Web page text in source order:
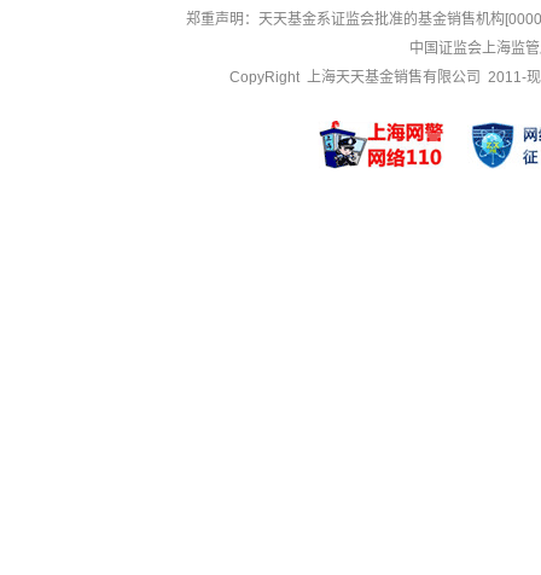
郑重声明： 天天基金系证监会批准的基金销售机构
中国证监会上海监
CopyRight 上海天天基金销售有限公司 2011-